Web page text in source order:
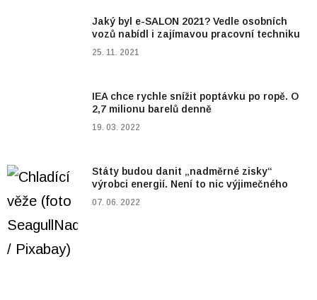
Jaký byl e-SALON 2021? Vedle osobních
vozů nabídl i zajímavou pracovní techniku
25. 11. 2021
IEA chce rychle snížit poptávku po ropě. O
2,7 milionu barelů denně
19. 03. 2022
Státy budou danit „nadměrné zisky“
výrobci energií. Není to nic výjimečného
07. 06. 2022